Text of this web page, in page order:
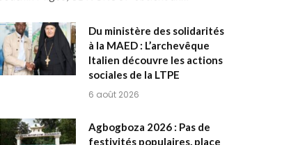
Du ministère des solidarités
à la MAED : L’archevêque
Italien découvre les actions
sociales de la LTPE
6 août 2026
Agbogboza 2026 : Pas de
festivités populaires, place